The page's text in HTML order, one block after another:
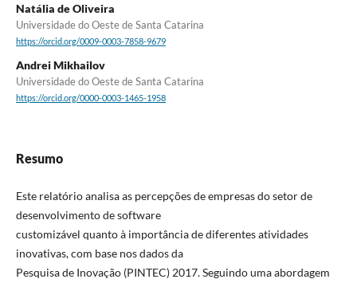
Natália de Oliveira
Universidade do Oeste de Santa Catarina
https://orcid.org/0009-0003-7858-9679
Andrei Mikhailov
Universidade do Oeste de Santa Catarina
https://orcid.org/0000-0003-1465-1958
Resumo
Este relatório analisa as percepções de empresas do setor de
desenvolvimento de software
customizável quanto à importância de diferentes atividades
inovativas, com base nos dados da
Pesquisa de Inovação (PINTEC) 2017. Seguindo uma abordagem